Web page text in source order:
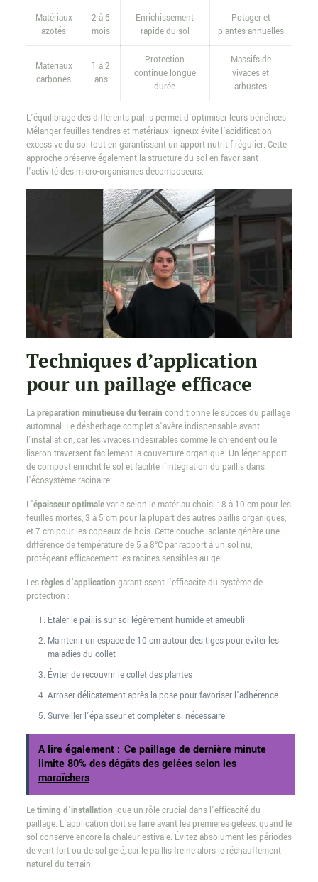
Matériaux
azotés
2 à 6
mois
Enrichissement
rapide du sol
Potager et
plantes annuelles
Matériaux
carbonés
1 à 2
ans
Protection
continue longue
durée
Massifs de
vivaces et
arbustes
L’équilibrage des différents paillis permet d’optimiser leurs bénéfices.
Mélanger feuilles tendres et matériaux ligneux évite l’acidification
excessive du sol tout en garantissant un apport nutritif régulier. Cette
approche préserve également la structure du sol en favorisant
l’activité des micro-organismes décomposeurs.
Techniques d’application
pour un paillage efficace
Lapréparation minutieuse du terrain conditionne le succès du paillage
automnal. Le désherbage complet s’avère indispensable avant
l’installation, car les vivaces indésirables comme le chiendent ou le
liseron traversent facilement la couverture organique. Un léger apport
de compost enrichit le sol et facilite l’intégration du paillis dans
l’écosystème racinaire.
L’épaisseur optimalevarie selon le matériau choisi : 8 à 10 cm pour les
feuilles mortes, 3 à 5 cm pour la plupart des autres paillis organiques,
et 7 cm pour les copeaux de bois. Cette couche isolante génère une
différence de température de 5 à 8°C par rapport à un sol nu,
protégeant efficacement les racines sensibles au gel.
Lesrègles d’application garantissent l’efficacité du système de
protection :
Étaler le paillis sur sol légèrement humide et ameubli
Maintenir un espace de 10 cm autour des tiges pour éviter les
maladies du collet
Éviter de recouvrir le collet des plantes
Arroser délicatement après la pose pour favoriser l’adhérence
Surveiller l’épaisseur et compléter si nécessaire
A lire également : Ce paillage de dernière minute
limite 80% des dégâts des gelées selon les
maraîchers
Letiming d’installation joue un rôle crucial dans l’efficacité du
paillage. L’application doit se faire avant les premières gelées, quand le
sol conserve encore la chaleur estivale. Évitez absolument les périodes
de vent fort ou de sol gelé, car le paillis freine alors le réchauffement
naturel du terrain.